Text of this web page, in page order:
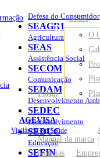
AGEVISA
Vigilância em Saúde
Portal
Sobre
O
Manual da marca
Notícias
Defesa do Consumidor
SEAGRI
Agricultura
SEAS
Assistência Social
SECOM
Comunicação
SEDAM
Desenvolvimento
SEDEC
Desenvolvimento
SEDUC
Educação
SEFIN